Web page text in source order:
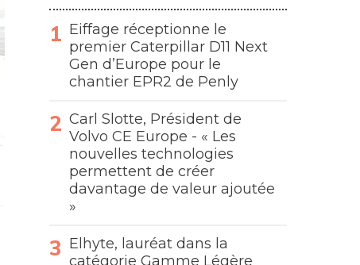
Eiffage réceptionne le
premier Caterpillar D11 Next
Gen d’Europe pour le
chantier EPR2 de Penly
Carl Slotte, Président de
Volvo CE Europe - « Les
nouvelles technologies
permettent de créer
davantage de valeur ajoutée
»
Elhyte, lauréat dans la
catégorie Gamme Légère